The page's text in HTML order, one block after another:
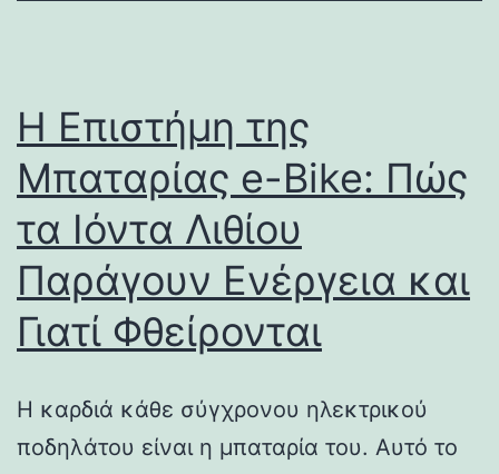
Η Επιστήμη της
Μπαταρίας e-Bike: Πώς
τα Ιόντα Λιθίου
Παράγουν Ενέργεια και
Γιατί Φθείρονται
Η καρδιά κάθε σύγχρονου ηλεκτρικού
ποδηλάτου είναι η μπαταρία του. Αυτό το